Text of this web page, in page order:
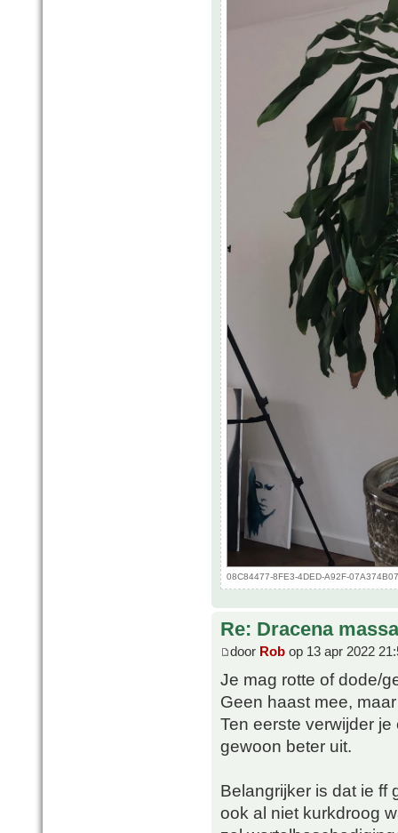
08C84477-8FE3-4DED-A92F-
Re: Dracena
door Rob op 13 apr 2022
Je mag rotte of dode/
Geen haast mee,
Ten eerste verwijder
gewoon beter uit.
Belangrijker is dat ie ff
ook al niet kurkdroog